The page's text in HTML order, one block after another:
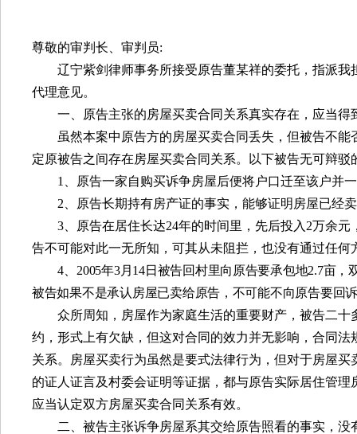
尊敬的审判长、审判员:
辽宁紫剑律师事务所接受原告董某祥的委托，指派
代理意见。
一、原告主张的房屋买卖合同关系真实存在，应当得
虽然本案中原告方的房屋买卖合同丢失，但被告不
定原被告之间存在房屋买卖合同关系。以下被告无可辩驳
1
、原告一家自购买诉争房屋后便将户口迁至该户并
2 、原告长期持有房产证的事实，能够证明房屋已经
3 、原告在居住长达24年的时间里，先后投入 2万余元
告不可能对此一无所知，可其从未阻拦，也没有通过任何
4
2005年3月 14日被告回村里向原告要承包地2.7亩，
被告如果不是承认房屋已卖给原告，不可能不向原告要回
众所周知，房屋作为家庭生活的重要财产，被告二
约，形式上有欠缺，但这对合同的效力并无影响，合同
关系。房屋买卖行为虽然是要式法律行为，但对于房屋
的证人证言及村委会证明等证据，都与原告实际居住管
应当认定双方房屋买卖合同关系有效。
二、被告主张诉争房屋系其交给原告照看的事实，